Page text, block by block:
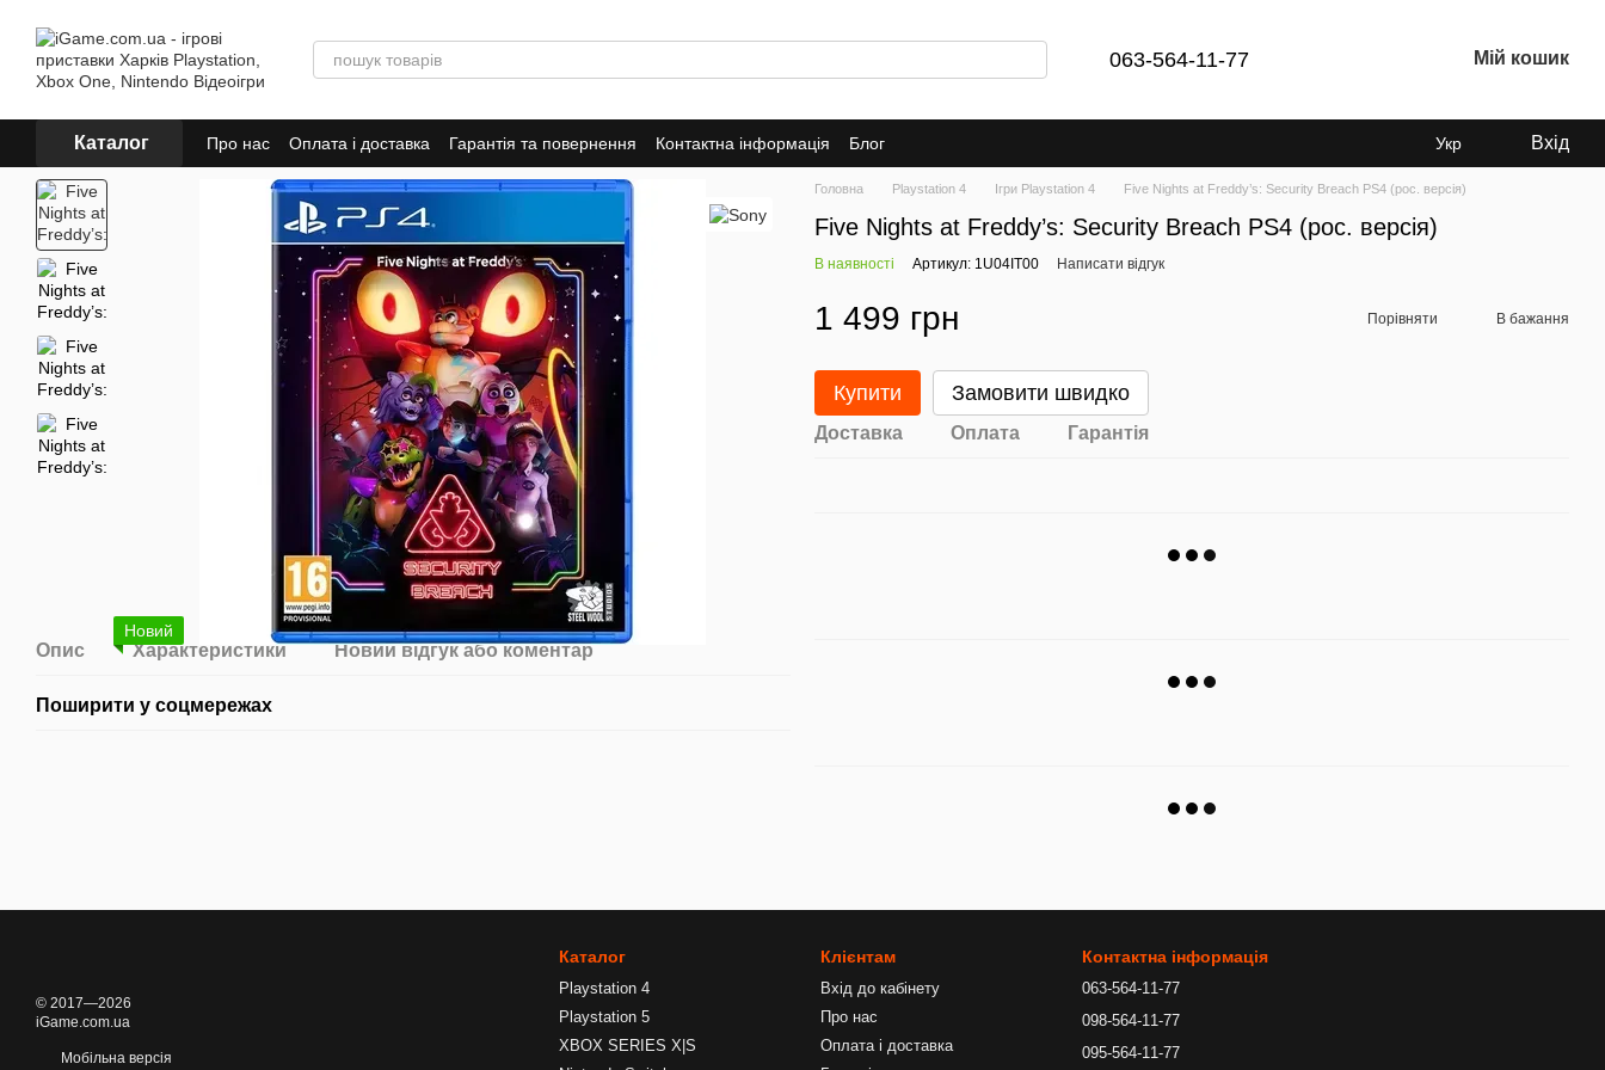
063-564-11-77 Мій кошик
Каталог Про нас Оплата і доставка Гарантія та повернення Контактна інформація Блог Укр Вхід
Новий
Опис Характеристики Новий відгук або коментар
Поширити у соцмережах
Головна Playstation 4 Ігри Playstation 4 Five Nights at Freddy’s: Security Breach PS4 (рос. версія)
Five Nights at Freddy’s: Security Breach PS4 (рос. версія)
В наявності Артикул: 1U04IT00 Написати відгук
1 499 грн Порівняти В бажання
Купити Замовити швидко
Доставка Оплата Гарантія
© 2017—2026
iGame.com.ua
Мобільна версія
Каталог
Playstation 4
Playstation 5
XBOX SERIES X|S
Клієнтам
Вхід до кабінету
Про нас
Оплата і доставка
Контактна інформація
063-564-11-77
098-564-11-77
095-564-11-77